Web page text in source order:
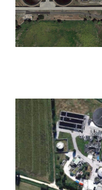
Impianto